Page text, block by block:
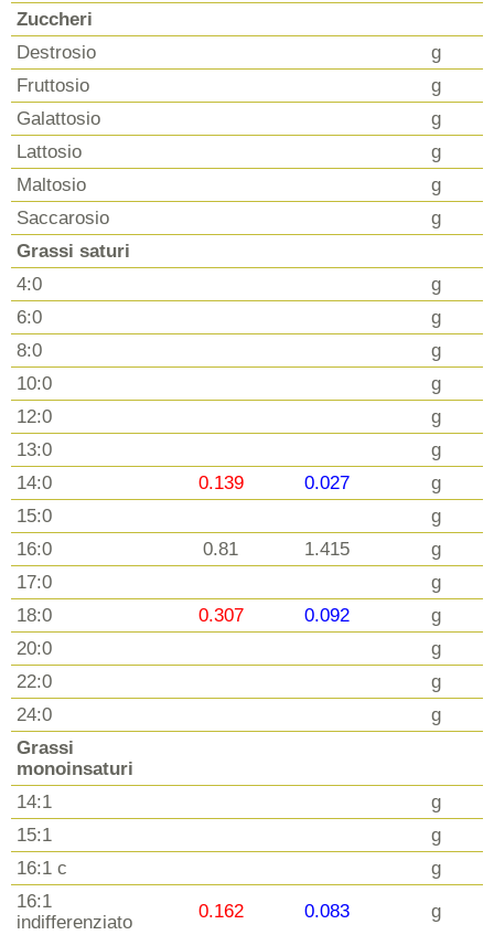
Zuccheri
Destrosio
g
Fruttosio
g
Galattosio
g
Lattosio
g
Maltosio
g
Saccarosio
g
Grassi saturi
4:0
g
6:0
g
8:0
g
10:0
g
12:0
g
13:0
g
14:0
0.139 0.027
g
15:0
g
16:0
0.81 1.415
g
17:0
g
18:0
0.307 0.092
g
20:0
g
22:0
g
24:0
g
Grassi
monoinsaturi
14:1
g
15:1
g
16:1 c
g
16:1
indifferenziato
0.162 0.083 g